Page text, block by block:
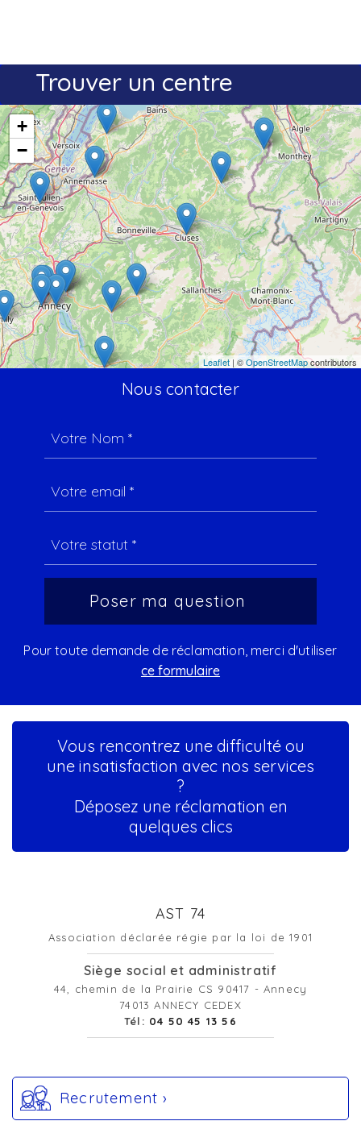
Trouver un centre
+
−
Leaflet | ©OpenStreetMapcontributors
Nous contacter
Pour toute demande de réclamation, merci d'utiliser
ce formulaire
Vous rencontrez une difficulté ou
une insatisfaction avec nos services
?
Déposez une réclamation en
quelques clics
AST 74
Association déclarée régie par la loi de 1901
Siège social et administratif
44, chemin de la Prairie CS 90417 - Annecy
74013 ANNECY CEDEX
Tél: 04 50 45 13 56
Recrutement ›